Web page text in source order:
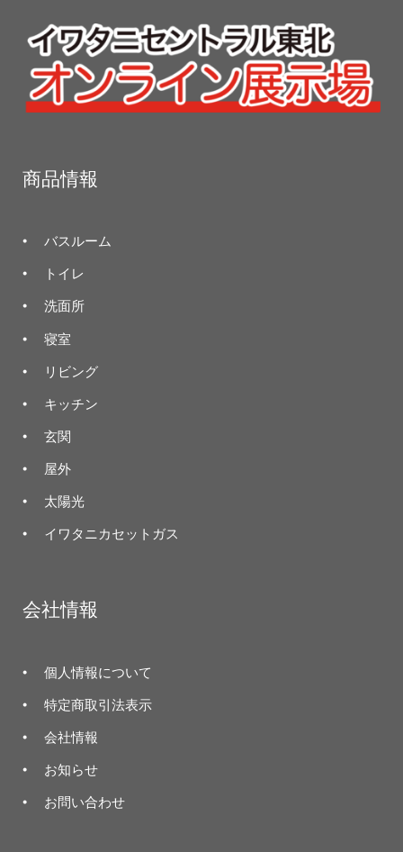
商品情報
バスルーム
トイレ
洗面所
寝室
リビング
キッチン
玄関
屋外
太陽光
イワタニカセットガス
会社情報
個人情報について
特定商取引法表示
会社情報
お知らせ
お問い合わせ